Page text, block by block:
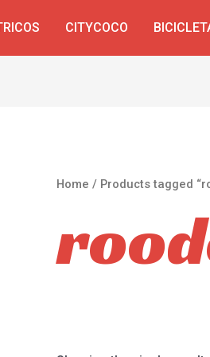
CITYCOCO
Home / Products tagged